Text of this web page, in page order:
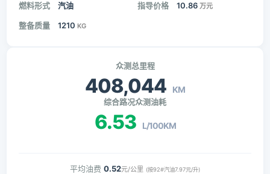
燃料形式 汽油 指导价格 10.86 万元
整备质量 1210 KG
众测总里程
408,044 KM
综合路况众测油耗
6.53 L/100KM
平均油费 0.52元/公里 (按92#汽油7.97元/升)